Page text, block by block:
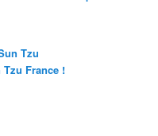
Tzu
Tzu France !